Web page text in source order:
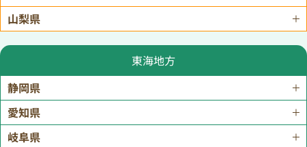
山梨県
東海地方
静岡県
愛知県
岐阜県